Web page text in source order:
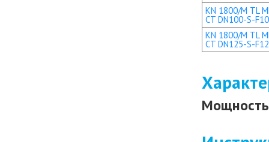
KN 1800/M TL
CT DN100-S-
KN 1800/M TL
CT DN125-S-
Мощность